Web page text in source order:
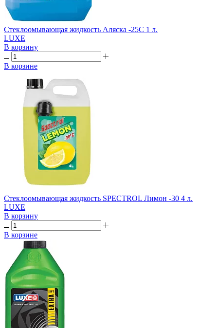
Стеклоомывающая жидкость Аляска -25С 1 л.
LUXE
В корзину
В корзине
Стеклоомывающая жидкость SPECTROL Лимон -30 4 л.
LUXE
В корзину
В корзине